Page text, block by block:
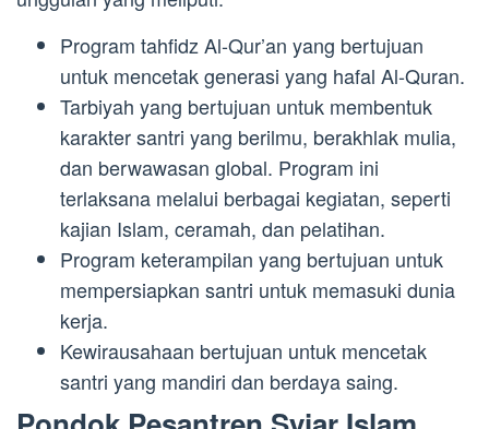
Program tahfidz Al-Qur’an yang bertujuan
untuk mencetak generasi yang hafal Al-Quran.
Tarbiyah yang bertujuan untuk membentuk
karakter santri yang berilmu, berakhlak mulia,
dan berwawasan global. Program ini
terlaksana melalui berbagai kegiatan, seperti
kajian Islam, ceramah, dan pelatihan.
Program keterampilan yang bertujuan untuk
mempersiapkan santri untuk memasuki dunia
kerja.
Kewirausahaan bertujuan untuk mencetak
santri yang mandiri dan berdaya saing.